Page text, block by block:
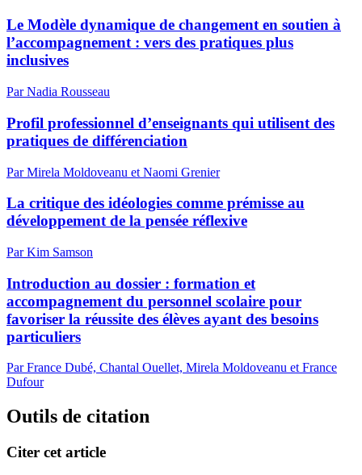
Le Modèle dynamique de changement en soutien à
l’accompagnement : vers des pratiques plus
inclusives
Par Nadia Rousseau
Profil professionnel d’enseignants qui utilisent des
pratiques de différenciation
Par Mirela Moldoveanu et Naomi Grenier
La critique des idéologies comme prémisse au
développement de la pensée réflexive
Par Kim Samson
Introduction au dossier : formation et
accompagnement du personnel scolaire pour
favoriser la réussite des élèves ayant des besoins
particuliers
Par France Dubé, Chantal Ouellet, Mirela Moldoveanu et France
Dufour
Outils de citation
Citer cet article